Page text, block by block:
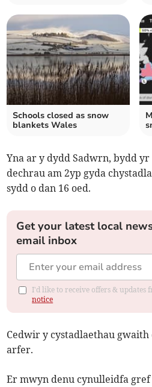
Schools closed as snow
blankets Wales
Yna ar y dydd Sadwrn, bydd
dechrau am 2yp gyda
sydd o dan 16 oed.
Get your latest local
email inbox
I'd like to receive offers & updates
notice
Cedwir y cystadlaethau
arfer.
Er mwyn denu cynulleidfa